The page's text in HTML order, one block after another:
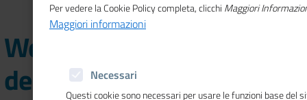
Webinar "Gestione fiscale
della prestazione di servizi
Per vedere la Cookie Policy completa, clicchi Maggiori
Maggiori informazioni
Necessari
Questi cookie sono necessari per usare le funzioni base del